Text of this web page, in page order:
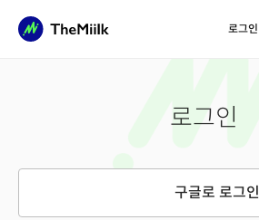
로그인
로그인
구글로 로그인